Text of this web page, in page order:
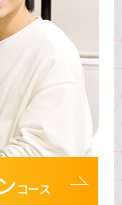
コース